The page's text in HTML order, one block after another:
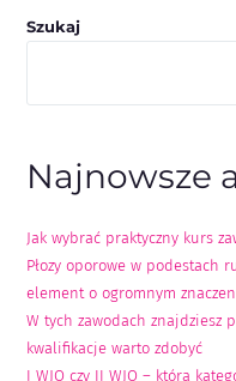
Szukaj
Najnowsze
Jak wybrać praktyczny kurs
Płozy oporowe w podestach
element o ogromnym
W tych zawodach znajdziesz
kwalifikacje warto zdobyć
I WJO czy II WJO – którą